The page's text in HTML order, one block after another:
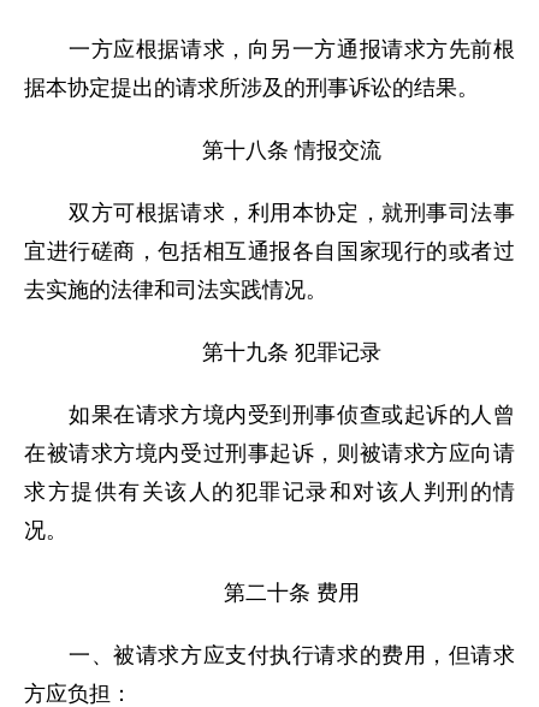
一方应根据请求，向另一方通报请求方先前根
据本协定提出的请求所涉及的刑事诉讼的结果。
第十八条 情报交流
双方可根据请求，利用本协定，就刑事司法事
宜进行磋商，包括相互通报各自国家现行的或者过
去实施的法律和司法实践情况。
第十九条 犯罪记录
如果在请求方境内受到刑事侦查或起诉的人曾
在被请求方境内受过刑事起诉，则被请求方应向请
求方提供有关该人的犯罪记录和对该人判刑的情
况。
第二十条 费用
一、被请求方应支付执行请求的费用，但请求
方应负担：